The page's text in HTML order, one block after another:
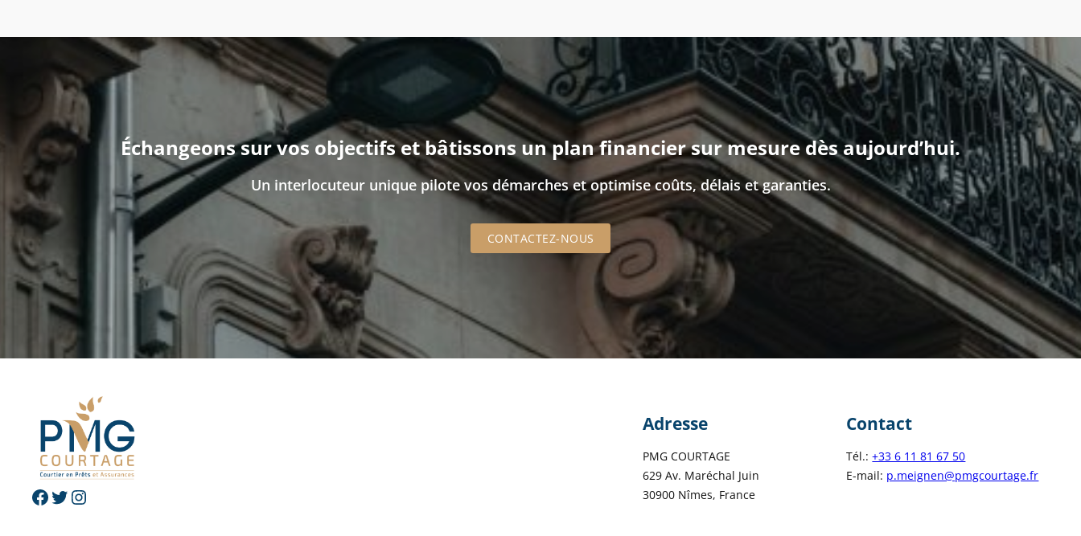
Échangeons sur vos objectifs et bâtissons un plan financier sur mesure dès aujourd’hui.
Un interlocuteur unique pilote vos démarches et optimise coûts, délais et garanties.
CONTACTEZ-NOUS
Facebook
Twitter
Instagram
Adresse
PMG COURTAGE
629 Av. Maréchal Juin
30900 Nîmes, France
Contact
Tél.:+33 6 11 81 67 50
E-mail: p.meignen@pmgcourtage.fr